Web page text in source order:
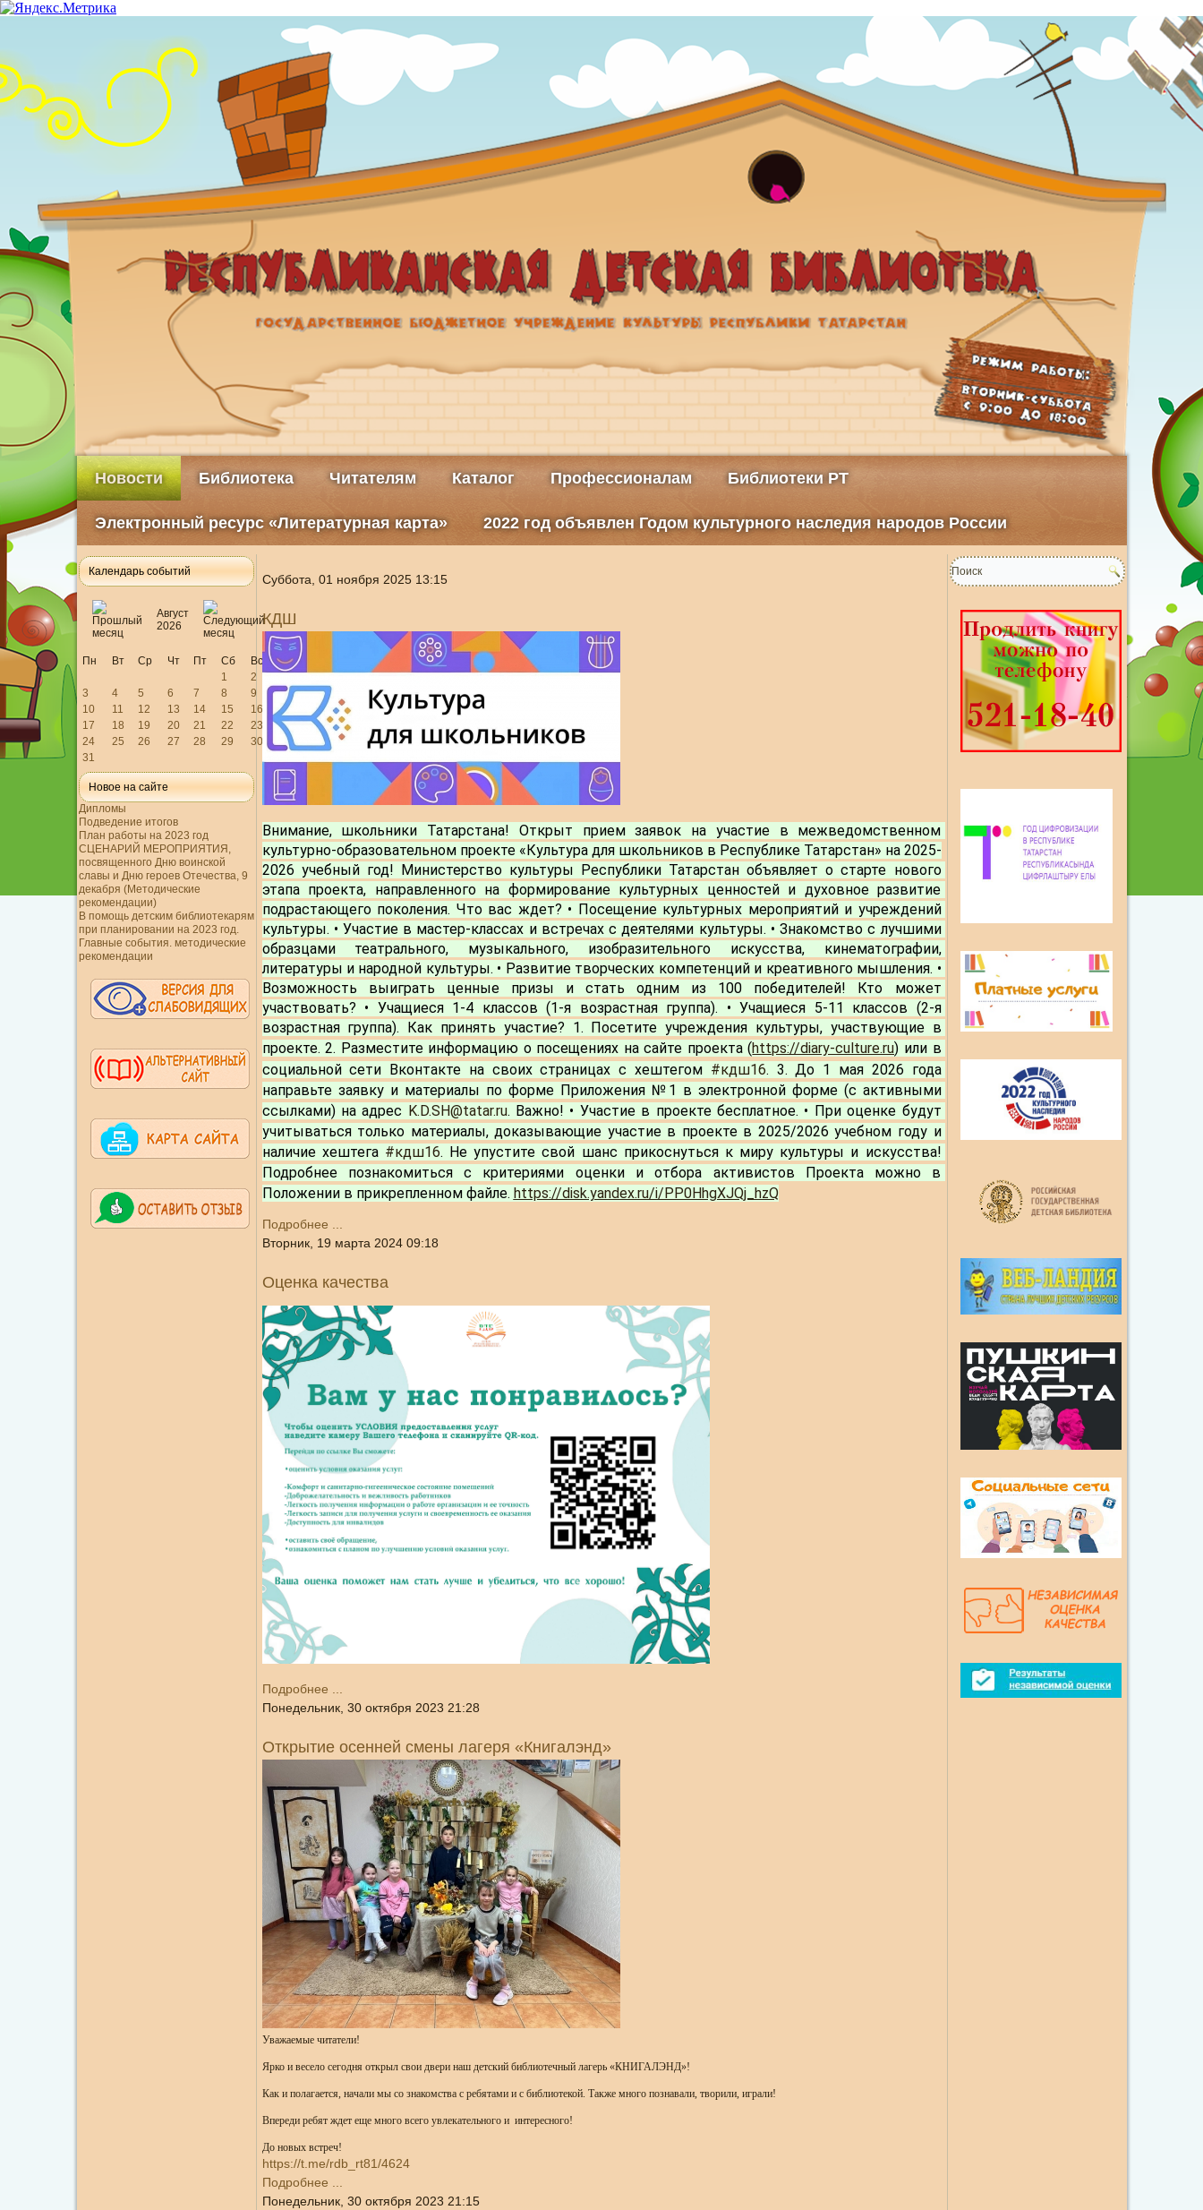
Новости Библиотека Читателям Каталог Профессионалам Библиотеки РТ
Электронный ресурс «Литературная карта» 2022 год объявлен Годом культурного наследия народов России
Календарь событий
Август
2026
Пн Вт Ср Чт Пт Сб
Вс
1
2
3
4 5 6 7 8
9
10
11 12 13 14 15
16
17
18 19 20 21 22
23
24
25 26 27 28 29
30
31
Новое на сайте
Дипломы
Подведение итогов
План работы на 2023 год
СЦЕНАРИЙ МЕРОПРИЯТИЯ,
посвященного Дню воинской
славы и Дню героев Отечества, 9
декабря (Методические
рекомендации)
В помощь детским библиотекарям
при планировании на 2023 год.
Главные события. методические
рекомендации
Суббота, 01 ноября 2025 13:15
КДШ
Внимание, школьники Татарстана! Открыт прием заявок на участие в межведомственном
культурно-образовательном проекте «Культура для школьников в Республике Татарстан» на 2025-
2026 учебный год! Министерство культуры Республики Татарстан объявляет о старте нового
этапа проекта, направленного на формирование культурных ценностей и духовное развитие
подрастающего поколения. Что вас ждет? • Посещение культурных мероприятий и учреждений
культуры. • Участие в мастер-классах и встречах с деятелями культуры. • Знакомство с лучшими
образцами театрального, музыкального, изобразительного искусства, кинематографии,
литературы и народной культуры. • Развитие творческих компетенций и креативного мышления. •
Возможность выиграть ценные призы и стать одним из 100 победителей! Кто может
участвовать? • Учащиеся 1-4 классов (1-я возрастная группа). • Учащиеся 5-11 классов (2-я
возрастная группа). Как принять участие? 1. Посетите учреждения культуры, участвующие в
проекте. 2. Разместите информацию о посещениях на сайте проекта (https://diary-culture.ru) или в
социальной сети Вконтакте на своих страницах с хештегом #кдш16. 3. До 1 мая 2026 года
направьте заявку и материалы по форме Приложения №1 в электронной форме (с активными
ссылками) на адрес K.D.SH@tatar.ru. Важно! • Участие в проекте бесплатное. • При оценке будут
учитываться только материалы, доказывающие участие в проекте в 2025/2026 учебном году и
наличие хештега #кдш16. Не упустите свой шанс прикоснуться к миру культуры и искусства!
Подробнее познакомиться с критериями оценки и отбора активистов Проекта можно в
Положении в прикрепленном файле. https://disk.yandex.ru/i/PP0HhgXJQj_hzQ
Подробнее ...
Вторник, 19 марта 2024 09:18
Оценка качества
Подробнее ...
Понедельник, 30 октября 2023 21:28
Открытие осенней смены лагеря «Книгалэнд»
Уважаемые читатели!
Ярко и весело сегодня открыл свои двери наш детский библиотечный лагерь «КНИГАЛЭНД»!
Как и полагается, начали мы со знакомства с ребятами и с библиотекой. Также много познавали, творили, играли!
Впереди ребят ждет еще много всего увлекательного и интересного!
До новых встреч!
https://t.me/rdb_rt81/4624
Подробнее ...
Понедельник, 30 октября 2023 21:15